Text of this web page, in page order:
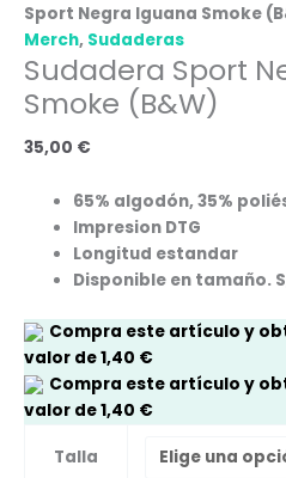
Sport Negra Iguana Smoke
Merch, Sudaderas
Sudadera Sport
Smoke (B&W)
35,00 €
65% algodón, 35%
Impresion DTG
Longitud estandar
Disponible en tamaño. S,
Compra este artículo y
valor de1,40 €
Compra este artículo y
valor de1,40 €
Talla